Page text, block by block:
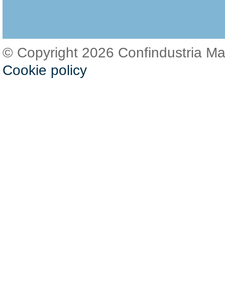
© Copyright 2026 Confindustria
Cookie policy